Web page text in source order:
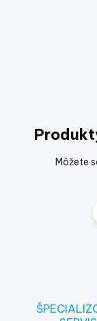
Môžete